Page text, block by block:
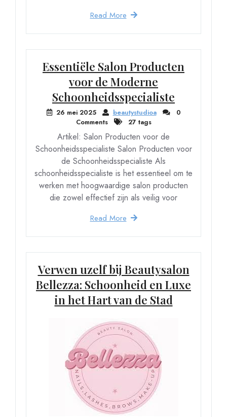
Read More
Essentiële Salon Producten
voor de Moderne
Schoonheidsspecialiste
26 mei 2025 beautystudioa
0
Comments
27 tags
Artikel: Salon Producten voor de
Schoonheidsspecialiste Salon Producten voor
de Schoonheidsspecialiste Als
schoonheidsspecialiste is het essentieel om te
werken met hoogwaardige salon producten
die zowel effectief zijn als veilig voor
Read More
Verwen uzelf bij Beautysalon
Bellezza: Schoonheid en Luxe
in het Hart van de Stad